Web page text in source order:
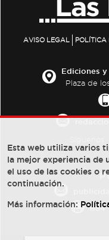
AVISO LEGAL
Ediciones y
Plaza de
684
Esta web utiliza varios
la mejor experiencia de
el uso de las cookies o
continuación.
Más información: